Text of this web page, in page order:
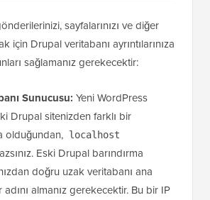
sayfalarınızı ve diğer
için Drupal veritabanı ayrıntılarınıza
sağlamanız gerekecektir:
Sunucusu: Yeni WordPress
Drupal sitenizden farklı bir
olduğundan, localhost
Eski Drupal barındırma
doğru uzak veritabanı ana
almanız gerekecektir. Bu bir IP